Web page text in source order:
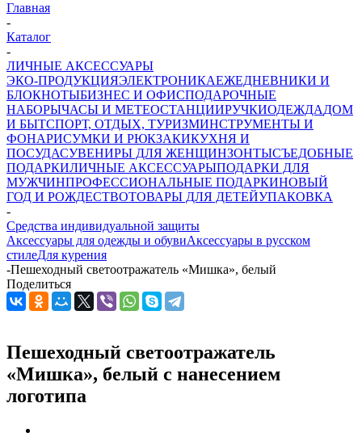
Главная
-
Каталог
-
ЛИЧНЫЕ АКСЕССУАРЫ
ЭКО-ПРОДУКЦИЯЭЛЕКТРОНИКАЕЖЕДНЕВНИКИ И
БЛОКНОТЫБИЗНЕС И ОФИСПОДАРОЧНЫЕ
НАБОРЫЧАСЫ И МЕТЕОСТАНЦИИРУЧКИОДЕЖДАДОМ
И БЫТСПОРТ, ОТДЫХ, ТУРИЗМИНСТРУМЕНТЫ И
ФОНАРИСУМКИ И РЮКЗАКИКУХНЯ И
ПОСУДАСУВЕНИРЫ ДЛЯ ЖЕНЩИНЗОНТЫСЪЕДОБНЫЕ
ПОДАРКИЛИЧНЫЕ АКСЕССУАРЫПОДАРКИ ДЛЯ
МУЖЧИНПРОФЕССИОНАЛЬНЫЕ ПОДАРКИНОВЫЙ
ГОД И РОЖДЕСТВОТОВАРЫ ДЛЯ ДЕТЕЙУПАКОВКА
-
Средства индивидуальной защиты
Аксессуары для одежды и обувиАксессуары в русском
стилеДля курения
-Пешеходный светоотражатель «Мишка», белый
Поделиться
Пешеходный светоотражатель
«Мишка», белый с нанесением
логотипа